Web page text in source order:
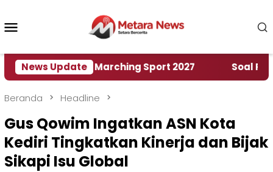
konten
News Update
World Marching Sport 2027 ‎Soal Rencana
Beranda Headline
Gus Qowim Ingatkan ASN Kota
Kediri Tingkatkan Kinerja dan Bijak
Sikapi Isu Global